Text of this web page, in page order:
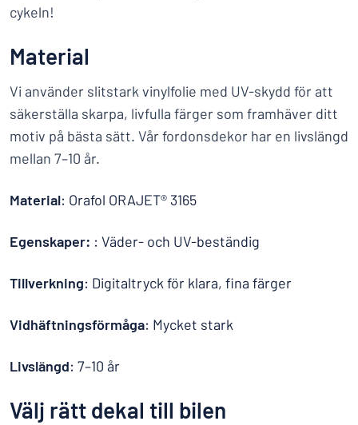
cykeln!
Material
Vi använder slitstark vinylfolie med UV-skydd för att
säkerställa skarpa, livfulla färger som framhäver ditt
motiv på bästa sätt. Vår fordonsdekor har en livslängd
mellan 7–10 år.
Material: Orafol ORAJET® 3165
Egenskaper: : Väder- och UV-beständig
Tillverkning: Digitaltryck för klara, fina färger
Vidhäftningsförmåga: Mycket stark
Livslängd: 7–10 år
Välj rätt dekal till bilen